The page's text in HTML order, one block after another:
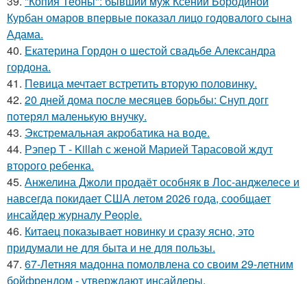
Курбан омаров впервые показал лицо годовалого сына
Адама.
40. Екатерина Гордон о шестой свадьбе Александра
гордона.
41. Певица мечтает встретить вторую половинку.
42. 20 дней дома после месяцев борьбы: Снуп догг
потерял маленькую внучку.
43. Экстремальная акробатика на воде.
44. Рэпер T - Killah с женой Марией Тарасовой ждут
второго ребенка.
45. Анжелина Джоли продаёт особняк в Лос-анджелесе и
навсегда покидает США летом 2026 года, сообщает
инсайдер журналу People.
46. Китаец показывает новинку и сразу ясно, это
придумали не для быта и не для пользы.
47. 67-Летняя мадонна помолвлена со своим 29-летним
бойфрендом - утверждают инсайдеры.